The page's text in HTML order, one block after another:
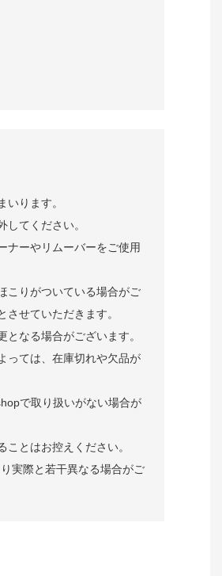
ります。
てください。
ナーやリムーバーをご使用
こりがついている場合がご
せていただきます。
なる場合がございます。
っては、在庫切れや欠品が
で取り扱いがない場合が
とはお控えください。
実際と若干異なる場合がご